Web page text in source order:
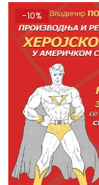
-10%